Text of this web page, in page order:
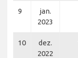
9
jan.
2023
10
dez.
2022